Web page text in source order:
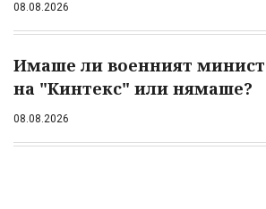
08.08.2026
Имаше ли военният
на "Кинтекс" или нямаше?
08.08.2026